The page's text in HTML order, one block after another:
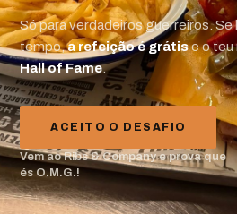
Só para verdadeiros guerreiros. Se
tempo,a refeição é grátise o teu
Hall of Fame.
ACEITO O DESAFIO
Vem ao Ribs & Company e prova que
és O.M.G.!